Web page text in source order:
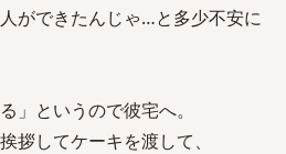
ができたんじゃ…と多少不安に
」というので彼宅へ。
拶してケーキを渡して、